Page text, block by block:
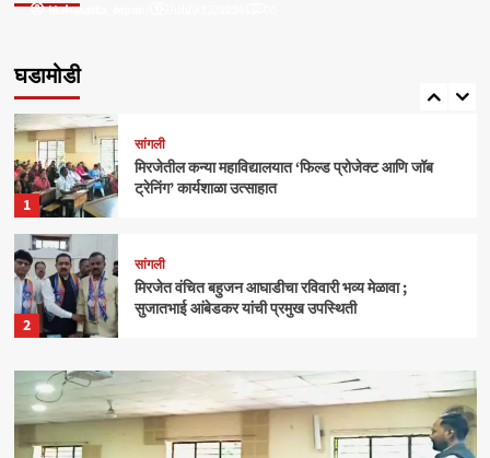
Mahasatta_nipani
mahasatta_team
घडामोडी
5
1
सांगली
मिरजेतील कन्या महाविद्यालयात ‘फिल्ड प्रोजेक्ट आणि जॉब
ट्रेनिंग’ कार्यशाळा उत्साहात
2
सांगली
मिरजेत वंचित बहुजन आघाडीचा रविवारी भव्य मेळावा ;
सुजातभाई आंबेडकर यांची प्रमुख उपस्थिती
3
क्राईम बेळगाव
आंबोलीत जत्राट येथील बेपत्ता डॉक्टरचा मृतदेह अखेर सापडला